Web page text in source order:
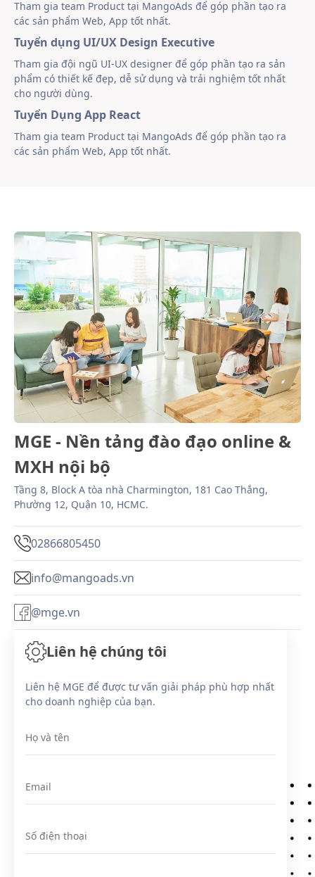
Tham gia team Product tại MangoAds để góp phần tạo ra
các sản phẩm Web, App tốt nhất.
Tuyển dụng UI/UX Design Executive
Tham gia đội ngũ UI-UX designer để góp phần tạo ra sản
phẩm có thiết kế đẹp, dễ sử dụng và trải nghiệm tốt nhất
cho người dùng.
Tuyển Dụng App React
Tham gia team Product tại MangoAds để góp phần tạo ra
các sản phẩm Web, App tốt nhất.
MGE - Nền tảng đào đạo online &
MXH nội bộ
Tầng 8, Block A tòa nhà Charmington, 181 Cao Thắng,
Phường 12, Quận 10, HCMC.
02866805450
info@mangoads.vn
@mge.vn
Liên hệ chúng tôi
Liên hệ MGE để được tư vấn giải pháp phù hợp nhất
cho doanh nghiệp của bạn.
Họ và tên
Email
Số điện thoại